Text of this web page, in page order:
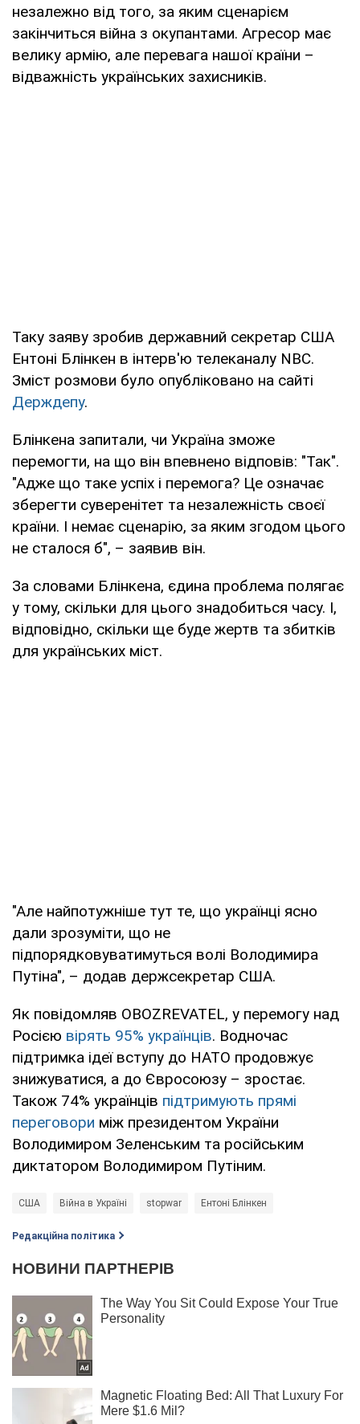
незалежно від того, за яким сценарієм
закінчиться війна з окупантами. Агресор має
велику армію, але перевага нашої країни –
відважність українських захисників.
Таку заяву зробив державний секретар США
Ентоні Блінкен в інтерв'ю телеканалу NBC.
Зміст розмови було опубліковано на сайті
Держдепу.
Блінкена запитали, чи Україна зможе
перемогти, на що він впевнено відповів: "Так".
"Адже що таке успіх і перемога? Це означає
зберегти суверенітет та незалежність своєї
країни. І немає сценарію, за яким згодом цього
не сталося б", – заявив він.
За словами Блінкена, єдина проблема полягає
у тому, скільки для цього знадобиться часу. І,
відповідно, скільки ще буде жертв та збитків
для українських міст.
"Але найпотужніше тут те, що українці ясно
дали зрозуміти, що не
підпорядковуватимуться волі Володимира
Путіна", – додав держсекретар США.
Як повідомляв OBOZREVATEL, у перемогу над
Росією вірять 95% українців. Водночас
підтримка ідеї вступу до НАТО продовжує
знижуватися, а до Євросоюзу – зростає.
Також 74% українців підтримують прямі
переговори між президентом України
Володимиром Зеленським та російським
диктатором Володимиром Путіним.
США Війна в Україні stopwar Ентоні Блінкен
Редакційна політика